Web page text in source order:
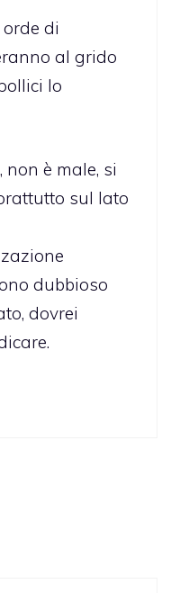
di
al grido
lo
non è male, si
sul lato
dubbioso
dovrei